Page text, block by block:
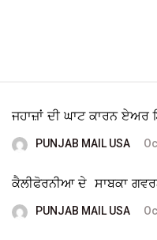
ਜਹਾਜ਼ਾਂ ਦੀ ਘਾਟ ਕਾਰਨ
PUNJAB MAIL USA
ਕੈਲੀਫੋਰਨੀਆ ਦੇ ਸਾਬਕਾ
PUNJAB MAIL USA